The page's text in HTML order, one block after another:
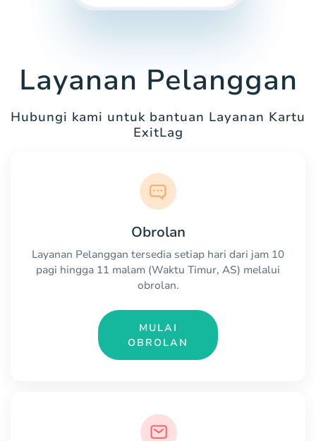
Layanan Pelanggan
Hubungi kami untuk bantuan Layanan Kartu
ExitLag
Obrolan
Layanan Pelanggan tersedia setiap hari dari jam 10
pagi hingga 11 malam (Waktu Timur, AS) melalui
obrolan.
MULAI
OBROLAN